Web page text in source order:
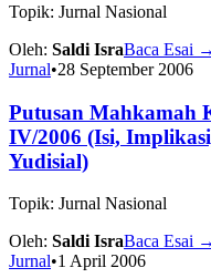
Topik: Jurnal Nasional
Oleh: Saldi IsraBaca Esai →
Jurnal•28 September 2006
Putusan Mahkamah
IV/2006 (Isi,
Yudisial)
Topik: Jurnal Nasional
Oleh: Saldi IsraBaca Esai →
Jurnal•1 April 2006